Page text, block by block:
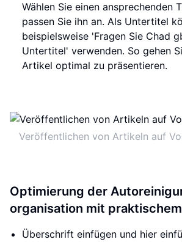
Wählen Sie einen ansprechenden
passen Sie ihn an. Als Untertitel
beispielsweise 'Fragen Sie Chad
Untertitel' verwenden. So gehen
Artikel optimal zu präsentieren.
Veröffentlichen von Artikeln auf
Optimierung der
organisation mit
Überschrift einfügen und hier